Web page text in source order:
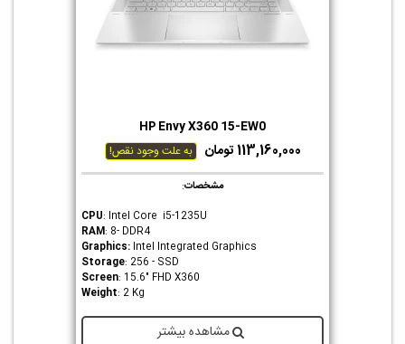
HP Envy X360 15-EW0
113,160,000 تومان به علت وجود نقص!
مشخصات:
CPU: Intel Core i5-1235U
RAM: 8- DDR4
Graphics: Intel Integrated Graphics
Storage: 256 - SSD
Screen: 15.6" FHD X360
Weight: 2 Kg
مشاهده بیشتر